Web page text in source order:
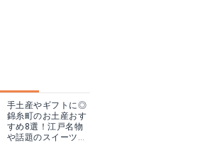
手土産やギフトに◎
錦糸町のお土産おす
すめ8選！江戸名物
や話題のスイーツ